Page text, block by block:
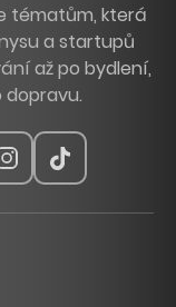
tématům, která
a startupů
až po bydlení,
dopravu.